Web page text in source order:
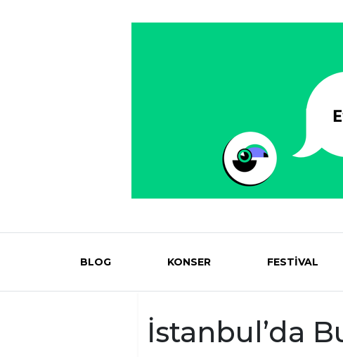
Eventmag
BLOG KONSER FESTİVAL
İstanbul’da